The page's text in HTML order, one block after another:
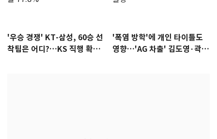
'우승 경쟁' KT-삼성, 60승 선
착팀은 어디?…KS 직행 확률
'폭염 방학'에 개인 타이틀도
영향…'AG 차출' 김도영·곽빈